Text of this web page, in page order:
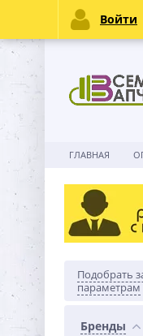
ГЛАВНАЯ
Подобрать
параметрам
Бренды
Войти